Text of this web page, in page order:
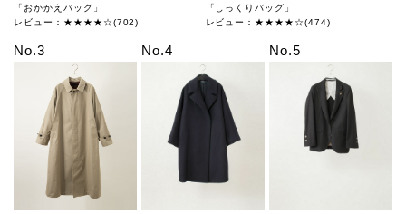
「おかかえバッグ」
レビュー：★★★★☆(702)
「しっくりバッグ」
レビュー：★★★★☆(474)
No.3 No.4 No.5